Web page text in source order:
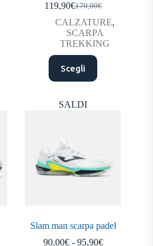
170,00€
Il
prezzo
originale
era:
170,00€.
119,90€Il
prezzo
attuale
è:
119,90€.
CALZATURE,
SCARPA
TREKKING
Scegli
Questo
prodotto
ha
varianti.
scelte
nella
pagina
SALDI
Slam man scarpa padel
90,00€ - 95,90€Fascia